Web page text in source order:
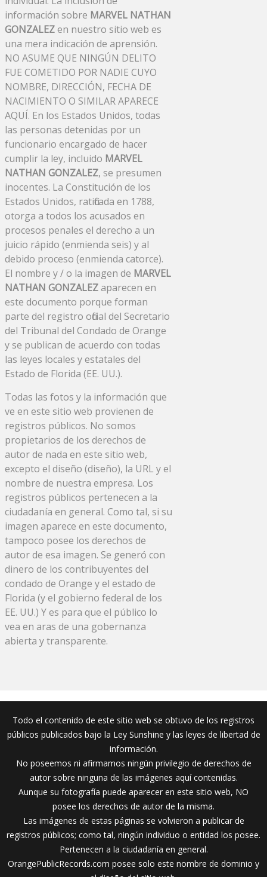
información sobre MARVEL NATHAN
GONZALEZen nuestro sitio web es
una mera indicación de aprensión.
NO ASUME QUE NINGÚN DELITO
FUE COMETIDO POR NADIE CUYO
NOMBRE, DIRECCIÓN, FECHA DE
NACIMIENTO O SIMILAR APARECE
AQUÍ. En los Estados Unidos, todas
las personas detenidas por un
funcionario encargado de hacer
cumplir la ley, incluido MARVEL
NATHAN GONZALEZ, se presumen
inocentes. La Constitución de los
Estados Unidos, ratificada en 1788,
otorga a todos los acusados ​​en
procesos penales el derecho a un
juicio rápido (enmienda seis) y al
debido proceso (enmienda catorce).
El nombre y / o la imagen de MARVEL
NATHAN GONZALEZaparecen en
este documento porque forman
parte del registro oficial del Secretario
del Tribunal del Condado de Orange
y se publican de acuerdo con todas
las leyes locales y estatales del
Estado de Florida (EE. UU.).
Todas las fotos y la información que
ve en este sitio web provienen de
registros públicos. No somos
propietarios de los derechos de
autor de nada en este sitio web,
excepto el diseño (diseño), la URL y el
nombre de nuestra empresa. Los
registros públicos pertenecen a la
ciudadanía en general. Como tal, si su
imagen aparece en este documento,
tampoco posee los derechos de
autor de esa imagen. Se generó con
dinero de los contribuyentes del
condado de Orange y el estado de
Florida (y el gobierno federal de los
EE. UU.) Y es para que el público lo
vea en aras de una gobernanza
abierta y transparente.
Todo el contenido de este sitio web se obtuvo de los registros
públicos publicados bajo la Ley Sunshine y las leyes de libertad de
información.
No poseemos ni afirmamos ningún privilegio de derechos de
autor sobre ninguna de las imágenes aquí contenidas.
Aunque su fotografía puede aparecer en este sitio web, NO
posee los derechos de autor de la misma.
Las imágenes de estas páginas se volvieron a publicar de
registros públicos; como tal, ningún individuo o entidad los posee.
Pertenecen a la ciudadanía en general.
OrangePublicRecords.com posee solo este nombre de dominio y